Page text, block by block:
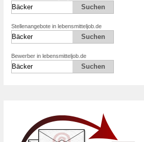
Stellenangebote in lebensmitteljob.de
Bewerber in lebensmitteljob.de